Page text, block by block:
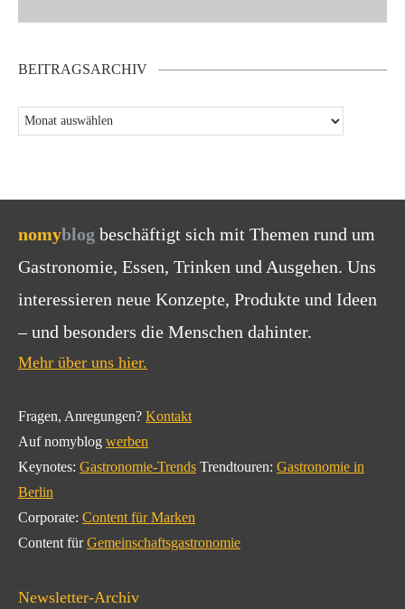
BEITRAGSARCHIV
nomyblog beschäftigt sich mit Themen rund um
Gastronomie, Essen, Trinken und Ausgehen. Uns
interessieren neue Konzepte, Produkte und Ideen
– und besonders die Menschen dahinter.
Mehr über uns hier.
Fragen, Anregungen? Kontakt
Auf nomyblog werben
Keynotes: Gastronomie-Trends Trendtouren: Gastronomie in
Berlin
Corporate: Content für Marken
Content fürGemeinschaftsgastronomie
Newsletter-Archiv